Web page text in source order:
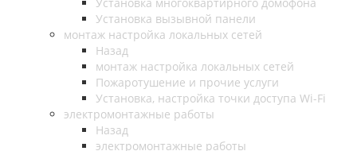
Установка вызывной панели
монтаж настройка локальных сетей
Назад
монтаж настройка локальных сетей
Пожаротушение и прочие услуги
Установка, настройка точки доступа Wi-Fi
электромонтажные работы
Назад
электромонтажные работы